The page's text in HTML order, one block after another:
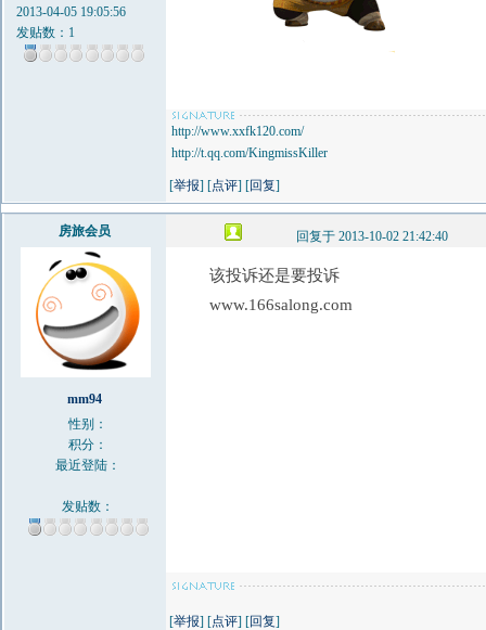
2013-04-05 19:05:56
发贴数：1
http://www.xxfk120.com/
http://t.qq.com/KingmissKiller
[举报] [点评] [回复]
房旅会员 回复于 2013-10-02 21:42:40
mm94
性别：
积分：
最近登陆：
发贴数：
该投诉还是要投诉
www.166salong.com
[举报] [点评] [回复]